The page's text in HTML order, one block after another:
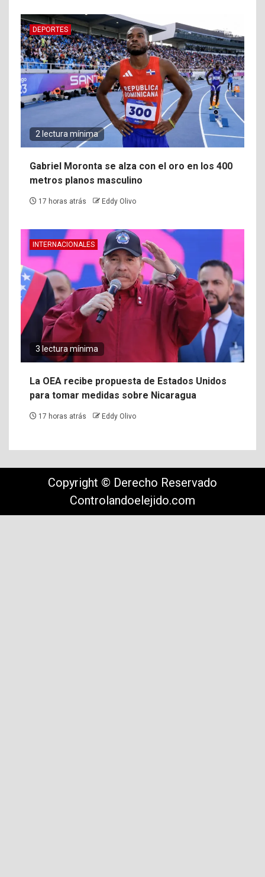
DEPORTES
2 lectura mínima
Gabriel Moronta se alza con el oro en los 400
metros planos masculino
17 horas atrás Eddy Olivo
INTERNACIONALES
3 lectura mínima
La OEA recibe propuesta de Estados Unidos
para tomar medidas sobre Nicaragua
17 horas atrás Eddy Olivo
Copyright © Derecho Reservado
Controlandoelejido.com